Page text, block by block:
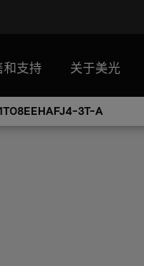
和支持 关于美光
3T-A